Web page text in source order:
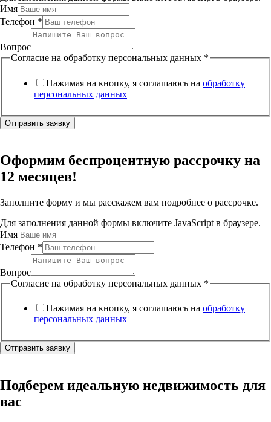
Имя
Телефон *
Вопрос
Согласие на обработку персональных данных *
Нажимая на кнопку, я соглашаюсь на обработку
персональных данных
Отправить заявку
Оформим беспроцентную рассрочку на
12 месяцев!
Заполните форму и мы расскажем вам подробнее о рассрочке.
Для заполнения данной формы включите JavaScript в браузере.
Имя
Телефон *
Вопрос
Согласие на обработку персональных данных *
Нажимая на кнопку, я соглашаюсь на обработку
персональных данных
Отправить заявку
Подберем идеальную недвижимость для
вас